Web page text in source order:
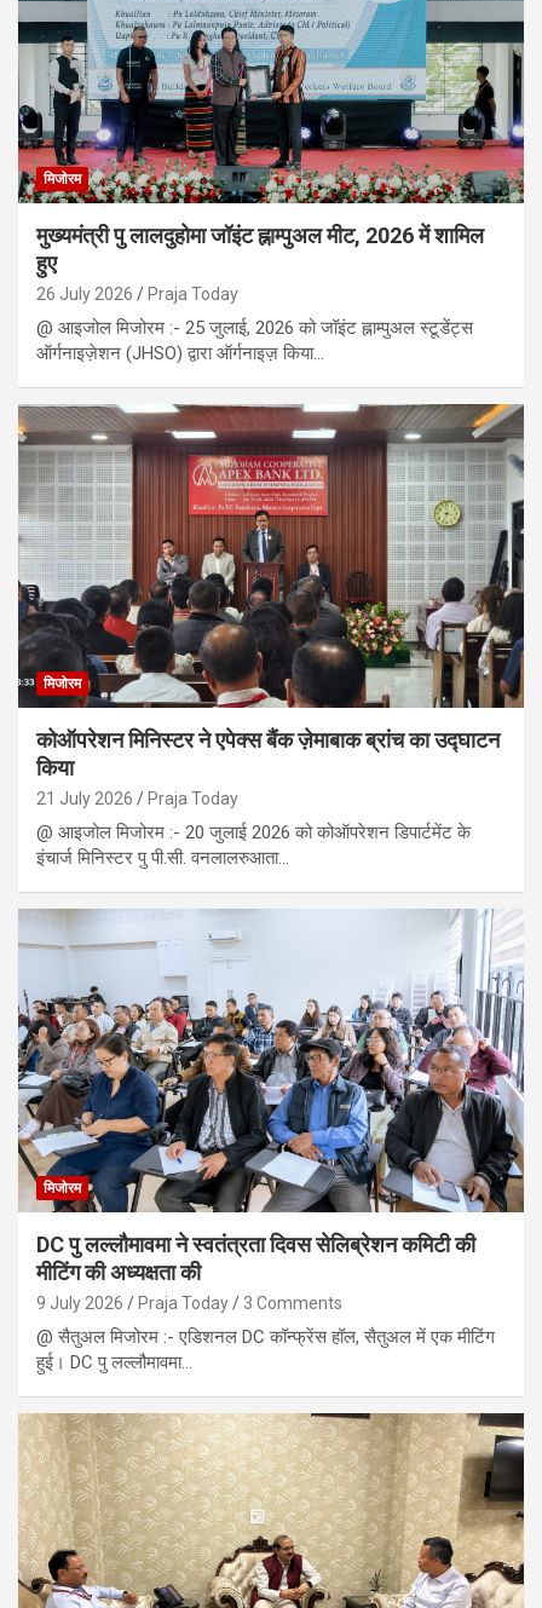
मिजोरम
मुख्यमंत्री पु लालदुहोमा जॉइंट ह्नाम्पुअल मीट, 2026 में शामिल
हुए
26 July 2026 Praja Today
@ आइजोल मिजोरम :- 25 जुलाई, 2026 को जॉइंट ह्नाम्पुअल स्टूडेंट्स
ऑर्गनाइज़ेशन (JHSO) द्वारा ऑर्गनाइज़ किया…
मिजोरम
कोऑपरेशन मिनिस्टर ने एपेक्स बैंक ज़ेमाबाक ब्रांच का उद्घाटन
किया
21 July 2026 Praja Today
@ आइजोल मिजोरम :- 20 जुलाई 2026 को कोऑपरेशन डिपार्टमेंट के
इंचार्ज मिनिस्टर पु पी.सी. वनलालरुआता…
मिजोरम
DC पु लल्लौमावमा ने स्वतंत्रता दिवस सेलिब्रेशन कमिटी की
मीटिंग की अध्यक्षता की
9 July 2026 Praja Today 3 Comments
@ सैतुअल मिजोरम :- एडिशनल DC कॉन्फ्रेंस हॉल, सैतुअल में एक मीटिंग
हुई। DC पु लल्लौमावमा…